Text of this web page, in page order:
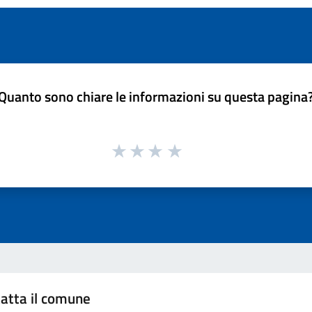
sono chiare le informazioni su questa
il comune